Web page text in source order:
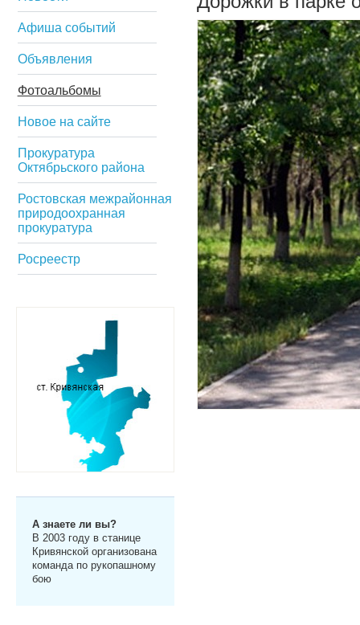
Афиша событий
Объявления
Фотоальбомы
Новое на сайте
Прокуратура
Октябрьского района
Ростовская межрайонная
природоохранная
прокуратура
Росреестр
А знаете ли вы?
В 2003 году в станице
Кривянской организована
команда по рукопашному
бою